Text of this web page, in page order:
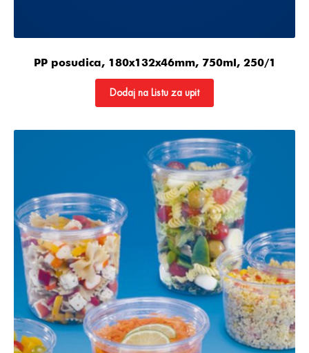
PP posudica, 180x132x46mm, 750ml, 250/1
Dodaj na Listu za upit